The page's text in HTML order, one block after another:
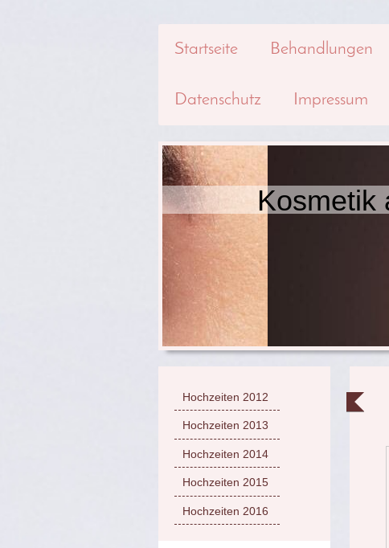
Startseite Behandlungen
Datenschutz Impressum
Kosmetik
Hochzeiten 2012
Hochzeiten 2013
Hochzeiten 2014
Hochzeiten 2015
Hochzeiten 2016